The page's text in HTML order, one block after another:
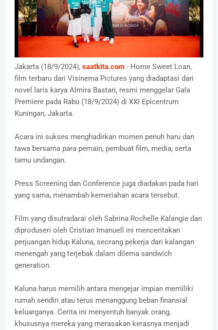
Jakarta (18/9/2024), saatkita.com - Home Sweet Loan,
film terbaru dari Visinema Pictures yang diadaptasi dari
novel laris karya Almira Bastari, resmi menggelar Gala
Premiere pada Rabu (18/9/2024) di XXI Epicentrum
Kuningan, Jakarta.
Acara ini sukses menghadirkan momen penuh haru dan
tawa bersama para pemain, pembuat film, media, serta
tamu undangan.
Press Screening dan Conference juga diadakan pada hari
yang sama, menambah kemeriahan acara tersebut.
Film yang disutradarai oleh Sabrina Rochelle Kalangie dan
diproduseri oleh Cristian Imanuell ini menceritakan
perjuangan hidup Kaluna, seorang pekerja dari kalangan
menengah yang terjebak dalam dilema sandwich
generation.
Kaluna harus memilih antara mengejar impian memiliki
rumah sendiri atau terus menanggung beban finansial
keluarganya. Cerita ini menyentuh banyak orang,
khususnya mereka yang merasakan kerasnya menjadi